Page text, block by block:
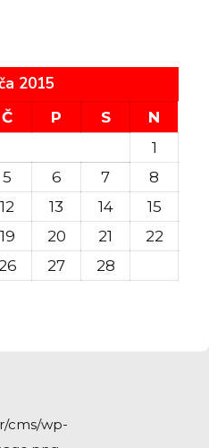
2015
Č P S
N
1
5 6 7
8
12 13 14
15
19 20 21
22
27 28